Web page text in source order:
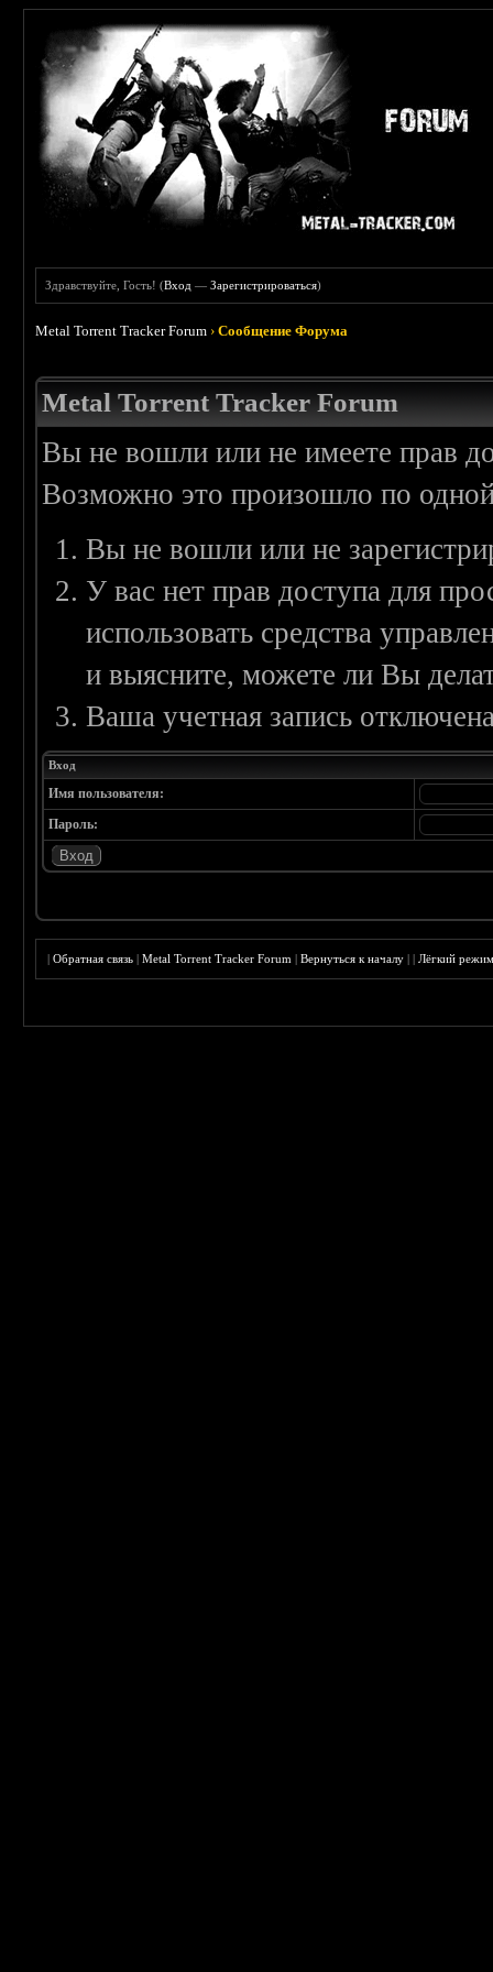
Здравствуйте, Гость! (Вход —Зарегистрироваться)
Metal Torrent Tracker Forum ›Сообщение Форума
Metal Torrent Tracker Forum
Вы не вошли или не имеете прав
Возможно это произошло по
Вы не вошли или не
У вас нет прав доступа для
использовать средства
и выясните, можете ли Вы
Ваша учетная запись
Вход
Имя пользователя:
Пароль:
|Обратная связь |Metal Torrent Tracker Forum |Вернуться к началу ||Лёгкий